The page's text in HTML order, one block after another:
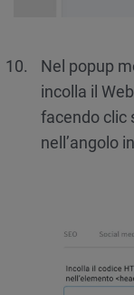
Nel popup
incolla il
facendo clic
nell’angolo